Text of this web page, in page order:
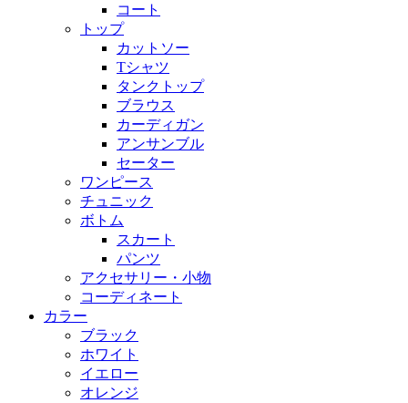
コート
トップ
カットソー
Tシャツ
タンクトップ
ブラウス
カーディガン
アンサンブル
セーター
ワンピース
チュニック
ボトム
スカート
パンツ
アクセサリー・小物
コーディネート
カラー
ブラック
ホワイト
イエロー
オレンジ